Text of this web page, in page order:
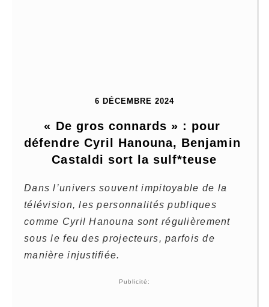
6 DÉCEMBRE 2024
« De gros connards » : pour
défendre Cyril Hanouna, Benjamin
Castaldi sort la sulf*teuse
Dans l’univers souvent impitoyable de la
télévision, les personnalités publiques
comme Cyril Hanouna sont régulièrement
sous le feu des projecteurs, parfois de
manière injustifiée.
Publicité: